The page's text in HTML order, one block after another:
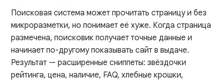
Поисковая система может прочитать страницу и без
микроразметки, но понимает её хуже. Когда страница
размечена, поисковик получает точные данные и
начинает по-другому показывать сайт в выдаче.
Результат — расширенные сниппеты: звёздочки
рейтинга, цена, наличие, FAQ, хлебные крошки,